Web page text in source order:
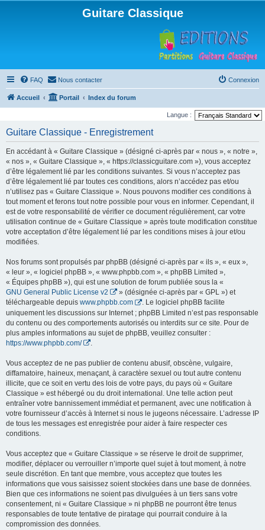
Guitare Classique
FAQ Nous contacter Connexion
Accueil Portail Index du forum
Langue :
Guitare Classique - Enregistrement
En accédant à « Guitare Classique » (désigné ci-après par « nous », « notre »,
« nos », « Guitare Classique », « https://classicguitare.com »), vous acceptez
d’être légalement lié par les conditions suivantes. Si vous n’acceptez pas
d’être légalement lié par toutes ces conditions, alors n’accédez pas et/ou
n’utilisez pas « Guitare Classique ». Nous pouvons modifier ces conditions à
tout moment et ferons tout notre possible pour vous en informer. Cependant, il
est de votre responsabilité de vérifier ce document régulièrement, car votre
utilisation continue de « Guitare Classique » après toute modification constitue
votre acceptation d’être légalement lié par les conditions mises à jour et/ou
modifiées.
Nos forums sont propulsés par phpBB (désigné ci-après par « ils », « eux »,
« leur », « logiciel phpBB », « www.phpbb.com », « phpBB Limited »,
« Équipes phpBB »), qui est une solution de forum publiée sous la «
GNU General Public License v2
» (désignée ci-après par « GPL ») et
téléchargeable depuis www.phpbb.com
. Le logiciel phpBB facilite
uniquement les discussions sur Internet ; phpBB Limited n’est pas responsable
du contenu ou des comportements autorisés ou interdits sur ce site. Pour de
plus amples informations au sujet de phpBB, veuillez consulter :
https://www.phpbb.com/
Vous acceptez de ne pas publier de contenu abusif, obscène, vulgaire,
diffamatoire, haineux, menaçant, à caractère sexuel ou tout autre contenu
illicite, que ce soit en vertu des lois de votre pays, du pays où « Guitare
Classique » est hébergé ou du droit international. Une telle action peut
entraîner votre bannissement immédiat et permanent, avec une notification à
votre fournisseur d’accès à Internet si nous le jugeons nécessaire. L’adresse IP
de tous les messages est enregistrée pour aider à faire respecter ces
conditions.
Vous acceptez que « Guitare Classique » se réserve le droit de supprimer,
modifier, déplacer ou verrouiller n’importe quel sujet à tout moment, à notre
seule discrétion. En tant que membre, vous acceptez que toutes les
informations que vous saisissez soient stockées dans une base de données.
Bien que ces informations ne soient pas divulguées à un tiers sans votre
consentement, ni « Guitare Classique » ni phpBB ne pourront être tenus
responsables de toute tentative de piratage qui pourrait conduire à la
compromission des données.